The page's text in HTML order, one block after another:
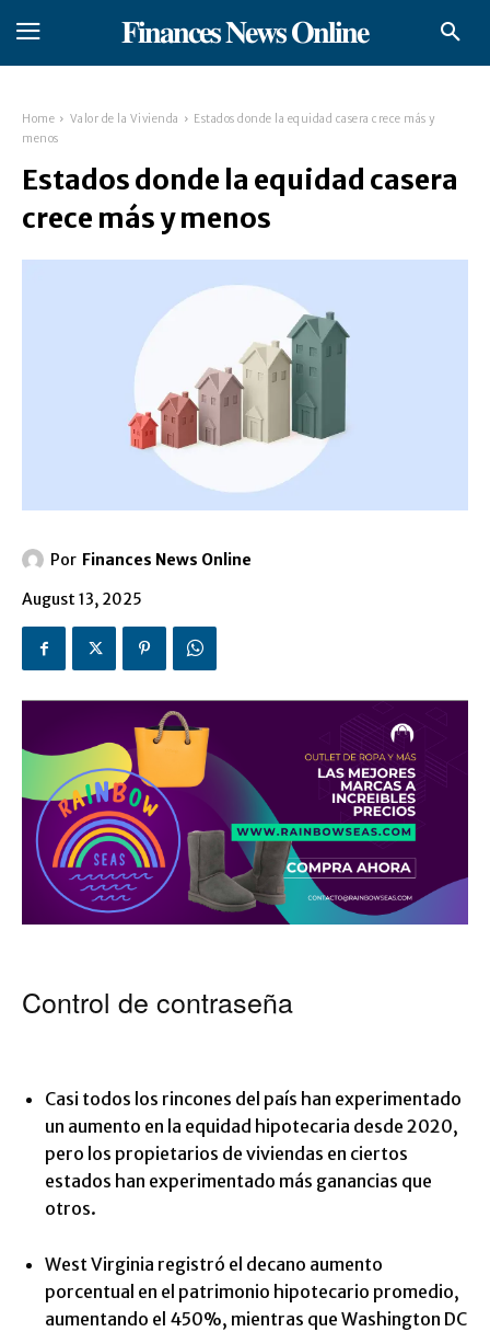
𝐅𝐢𝐧𝐚𝐧𝐜𝐞𝐬 𝐍𝐞𝐰𝐬 𝐎𝐧𝐥𝐢𝐧𝐞
Home Valor de la Vivienda
Estados donde la equidad casera crece más y
menos
Estados donde la equidad casera
crece más y menos
Por Finances News Online
August 13, 2025
Control de contraseña
Casi todos los rincones del país han experimentado
un aumento en la equidad hipotecaria desde 2020,
pero los propietarios de viviendas en ciertos
estados han experimentado más ganancias que
otros.
West Virginia registró el decano aumento
porcentual en el patrimonio hipotecario promedio,
aumentando el 450%, mientras que Washington DC